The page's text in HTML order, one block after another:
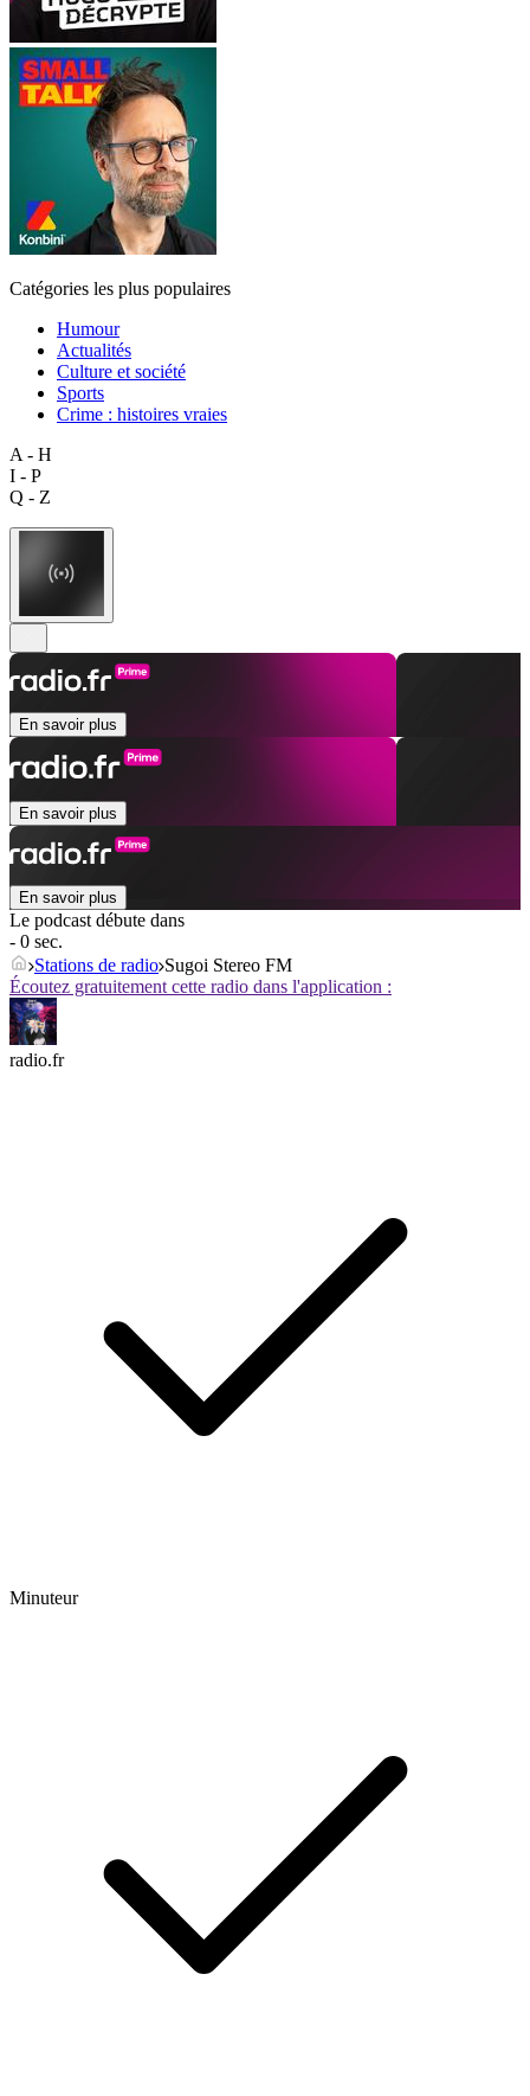
Catégories les plus populaires
Humour
Actualités
Culture et société
Sports
Crime : histoires vraies
A - H
I - P
Q - Z
En savoir plus
En savoir plus
En savoir plus
Le podcast débute dans
- 0 sec.
Stations de radio Sugoi Stereo FM
Écoutez gratuitement cette radio dans l'application :
radio.fr
Minuteur